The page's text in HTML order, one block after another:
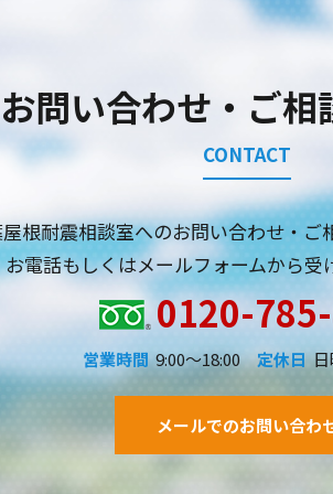
お問い合わせ・ご相
CONTACT
根耐震相談室へのお問い合わせ・ご
お電話もしくはメールフォームから受
0120-
営業時間9:00～18:00定休日日
メールでのお問い合わ